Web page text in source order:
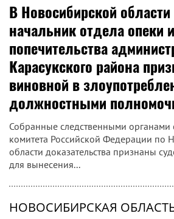
В Новосибирской
начальник отдела опеки и
попечительства
Карасукского района
виновной в
должностными
Собранные следственными органами
комитета Российской Федерации по
области доказательства признаны
для вынесения...
НОВОСИБИРСКАЯ